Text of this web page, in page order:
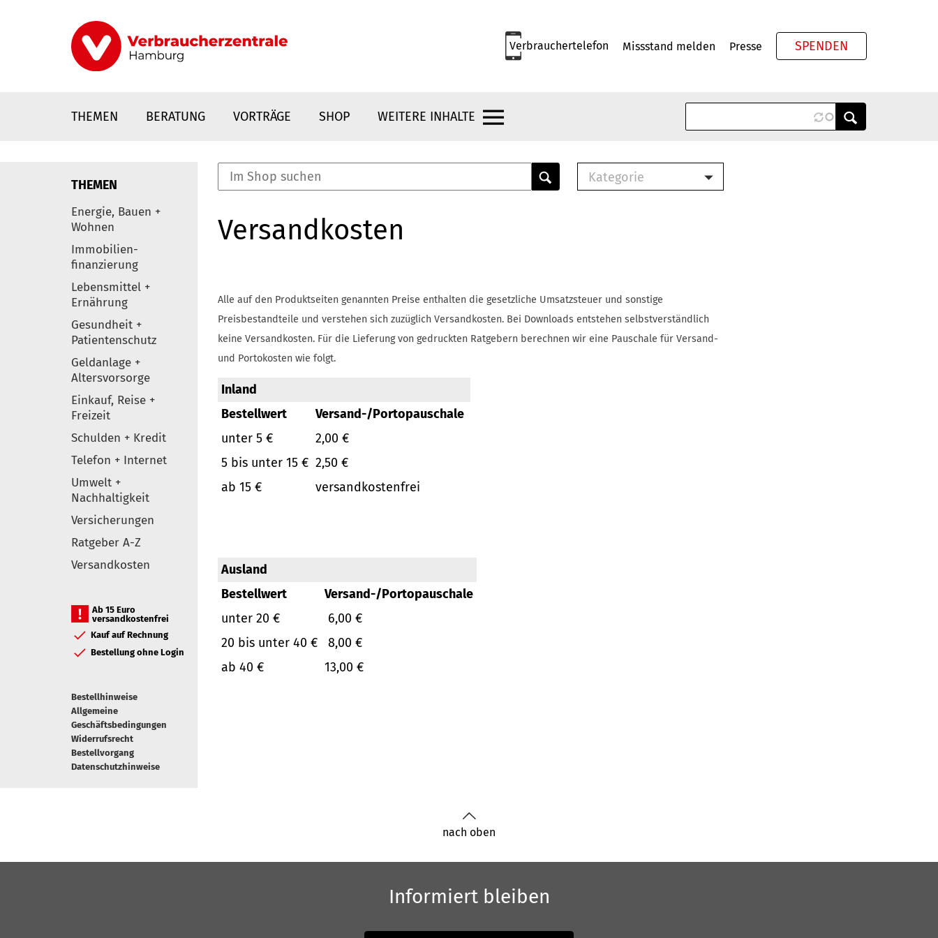
Verbrauchertelefon Missstand melden Presse SPENDEN
THEMEN BERATUNG VORTRÄGE SHOP WEITERE INHALTE
Elemente
THEMEN
Energie, Bauen +
Wohnen
Immobilien-
finanzierung
Lebensmittel +
Ernährung
Gesundheit +
Patientenschutz
Geldanlage +
Altersvorsorge
Einkauf, Reise +
Freizeit
Schulden + Kredit
Telefon + Internet
Umwelt +
Nachhaltigkeit
Versicherungen
Ratgeber A-Z
Versandkosten
Ab 15 Euro
versandkostenfrei
Kauf auf Rechnung
Bestellung ohne Login
Bestellhinweise
Allgemeine
Geschäftsbedingungen
Widerrufsrecht
Bestellvorgang
Datenschutzhinweise
Kategorie
Buch
Versandkosten
Alle auf den Produktseiten genannten Preise enthalten die gesetzliche Umsatzsteuer und sonstige
Preisbestandteile und verstehen sich zuzüglich Versandkosten. Bei Downloads entstehen selbstverständlich
keine Versandkosten. Für die Lieferung von gedruckten Ratgebern berechnen wir eine Pauschale für Versand-
und Portokosten wie folgt.
Inland
Bestellwert
Versand-/Portopauschale
unter 5 €
2,00 €
5 bis unter 15 € 2,50 €
ab 15 €
versandkostenfrei
Ausland
Bestellwert
Versand-/Portopauschale
unter 20 €
6,00 €
20 bis unter 40 €
8,00 €
ab 40 €
13,00 €
nach oben
Informiert bleiben